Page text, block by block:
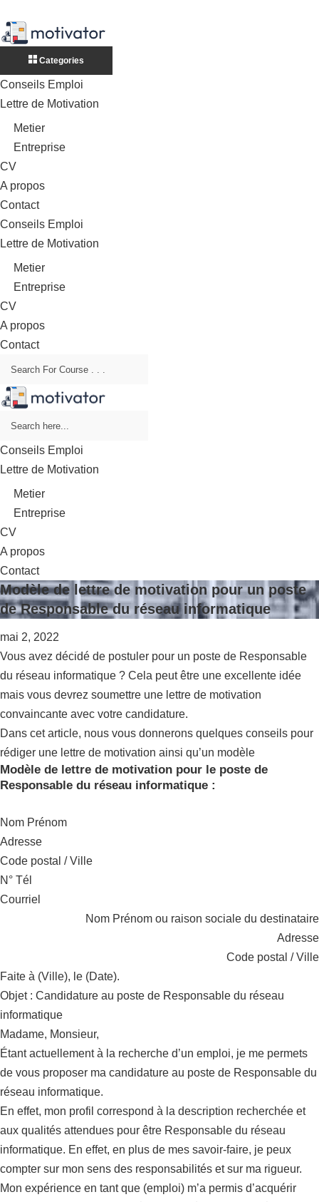
Categories
Conseils Emploi
Lettre de Motivation
Metier
Entreprise
CV
A propos
Contact
Conseils Emploi
Lettre de Motivation
Metier
Entreprise
CV
A propos
Contact
Conseils Emploi
Lettre de Motivation
Metier
Entreprise
CV
A propos
Contact
Modèle de lettre de motivation pour un poste
de Responsable du réseau informatique
mai 2, 2022
Vous avez décidé de postuler pour un poste de Responsable
du réseau informatique ? Cela peut être une excellente idée
mais vous devrez soumettre une lettre de motivation
convaincante avec votre candidature.
Dans cet article, nous vous donnerons quelques conseils pour
rédiger une lettre de motivation ainsi qu’un modèle
Modèle de lettre de motivation pour le poste de
Responsable du réseau informatique :
Nom Prénom
Adresse
Code postal / Ville
N° Tél
Courriel
Nom Prénom ou raison sociale du destinataire
Adresse
Code postal / Ville
Faite à (Ville), le (Date).
Objet : Candidature au poste de Responsable du réseau
informatique
Madame, Monsieur,
Étant actuellement à la recherche d’un emploi, je me permets
de vous proposer ma candidature au poste de Responsable du
réseau informatique.
En effet, mon profil correspond à la description recherchée et
aux qualités attendues pour être Responsable du réseau
informatique. En effet, en plus de mes savoir-faire, je peux
compter sur mon sens des responsabilités et sur ma rigueur.
Mon expérience en tant que (emploi) m’a permis d’acquérir